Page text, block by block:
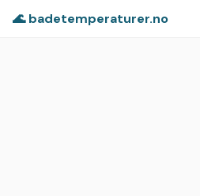
🌊 badetemperaturer.no